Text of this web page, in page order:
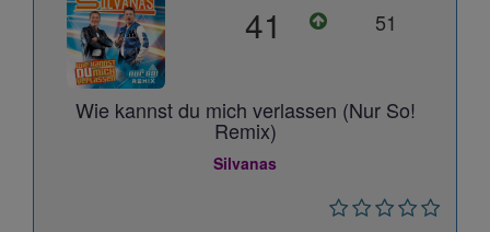
41 51
Wie kannst du mich verlassen (Nur So!
Remix)
Silvanas